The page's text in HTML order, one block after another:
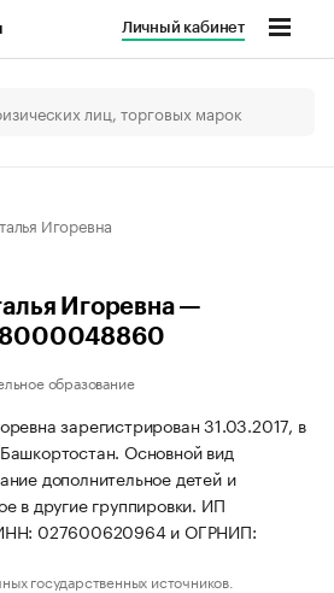
Личный кабинет
Игоревна
Игоревна —
образование
зарегистрирован 31.03.2017, в
Основной вид
дополнительное детей и
в другие группировки. ИП
027600620964 и ОГРНИП:
государственных источников.